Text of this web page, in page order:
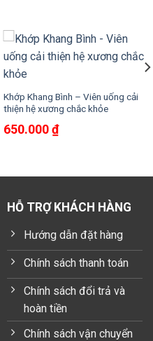
₫.
Khớp Khang Bình – Viên uống cải
thiện hệ xương chắc khỏe
650.000₫
HỖ TRỢ KHÁCH HÀNG
Hướng dẫn đặt hàng
Chính sách thanh toán
Chính sách đổi trả và
hoàn tiền
Chính sách vận chuyển